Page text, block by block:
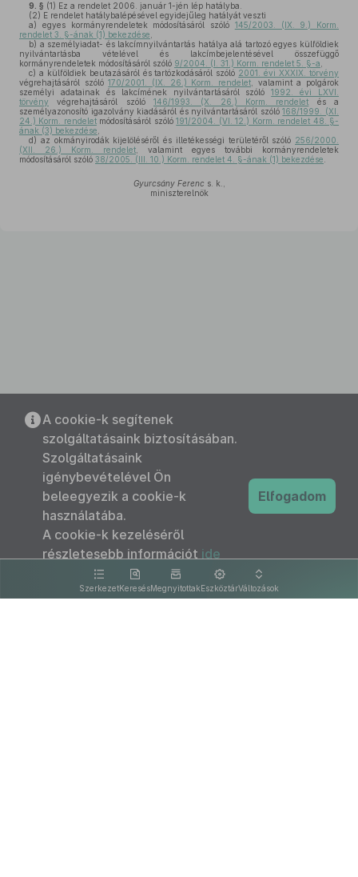
9. § (1) Ez a rendelet 2006. január 1-jén lép hatályba.
(2) E rendelet hatálybalépésével egyidejűleg hatályát veszti
a) egyes kormányrendeletek módosításáról szóló 145/2003. (IX. 9.) Korm.
rendelet 3. §-ának (1) bekezdése
b) a személyiadat- és lakcímnyilvántartás hatálya alá tartozó egyes külföldiek
nyilvántartásba vételével és lakcímbejelentésével összefüggő
kormányrendeletek módosításáról szóló 9/2004. (I. 31.) Korm. rendelet 5. §-a
c) a külföldiek beutazásáról és tartózkodásáról szóló 2001. évi XXXIX. törvény
végrehajtásáról szóló170/2001. (IX. 26.) Korm. rendelet , valamint a polgárok
személyi adatainak és lakcímének nyilvántartásáról szóló1992. évi LXVI.
törvény végrehajtásáról szóló 146/1993. (X. 26.) Korm. rendelet és a
személyazonosító igazolvány kiadásáról és nyilvántartásáról szóló168/1999. (XI.
24.) Korm. rendeletmódosításáról szóló191/2004. (VI. 12.) Korm. rendelet 48. §-
ának (3) bekezdése
d) az okmányirodák kijelöléséről és illetékességi területéről szóló 256/2000.
(XII. 26.) Korm. rendelet , valamint egyes további kormányrendeletek
módosításáról szóló 38/2005. (III. 10.) Korm. rendelet 4. §-ának (1) bekezdése
Gyurcsány Ferenc s. k.,
miniszterelnök
SzerkezetKeresésMegnyitottakEszköztárVáltozások
A cookie-k segítenek
szolgáltatásaink biztosításában.
Szolgáltatásaink
igénybevételével Ön
beleegyezik a cookie-k
használatába.
A cookie-k kezeléséről
részletesebb információt ide
kattintva olvashat.
Elfogadom